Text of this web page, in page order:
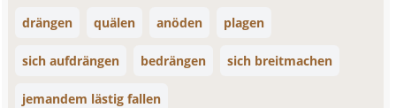
drängen quälen anöden plagen
sich aufdrängen bedrängen sich breitmachen
jemandem lästig fallen